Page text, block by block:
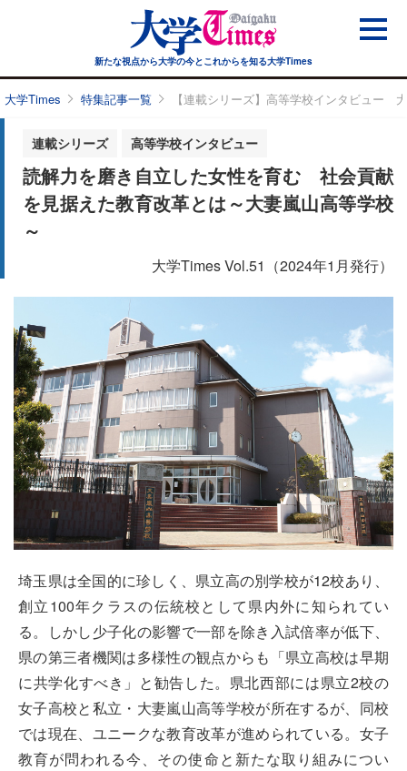
新たな視点から大学の今とこれからを知る大学Times
大学Times 特集記事一覧 【連載シリーズ】高等学校インタビュー
連載シリーズ 高等学校インタビュー
読解力を磨き自立した女性を育む 社会貢献
を見据えた教育改革とは～大妻嵐山高等学校
～
大学Times Vol.51（2024年1月発行）
埼玉県は全国的に珍しく、県立高の別学校が12校あり、
創立100年クラスの伝統校として県内外に知られてい
る。しかし少子化の影響で一部を除き入試倍率が低下、
県の第三者機関は多様性の観点からも「県立高校は早期
に共学化すべき」と勧告した。県北西部には県立2校の
女子高校と私立・大妻嵐山高等学校が所在するが、同校
では現在、ユニークな教育改革が進められている。女子
教育が問われる今、その使命と新たな取り組みについ